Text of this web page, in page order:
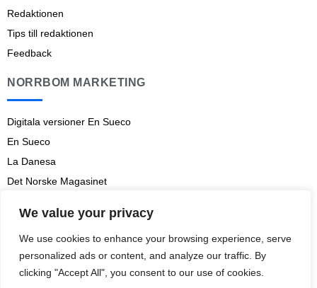
We value your privacy
We use cookies to enhance your browsing experience, serve
personalized ads or content, and analyze our traffic. By
clicking "Accept All", you consent to our use of cookies.
Redaktionen
Tips till redaktionen
Feedback
NORRBOM MARKETING
Digitala versioner En Sueco
En Sueco
La Danesa
Det Norske Magasinet
Aviso legal
Prenumerationsvillkor